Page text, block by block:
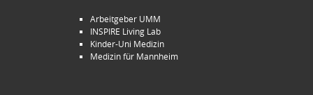
Arbeitgeber UMM
INSPIRE Living Lab
Kinder-Uni Medizin
Medizin für Mannheim